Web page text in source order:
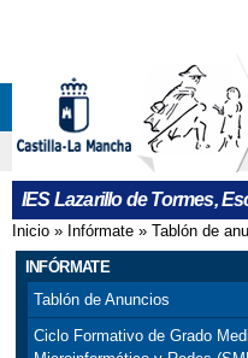
IES Lazarillo de Tormes,
Se encuentra
Inicio » Infórmate » Tablón de
INFÓRMATE
Tablón de Anuncios
Ciclo Formativo de Grado